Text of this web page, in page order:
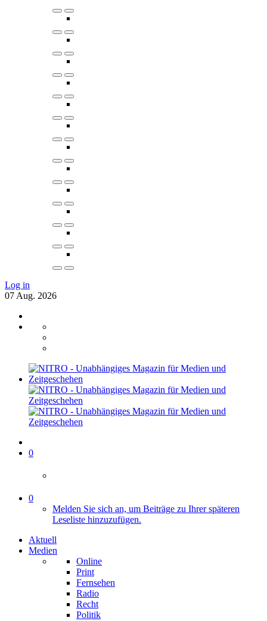
Log in
07 Aug. 2026
0
0
Melden Sie sich an, um Beiträge zu Ihrer späteren
Leseliste hinzuzufügen.
Aktuell
Medien
Online
Print
Fernsehen
Radio
Recht
Politik